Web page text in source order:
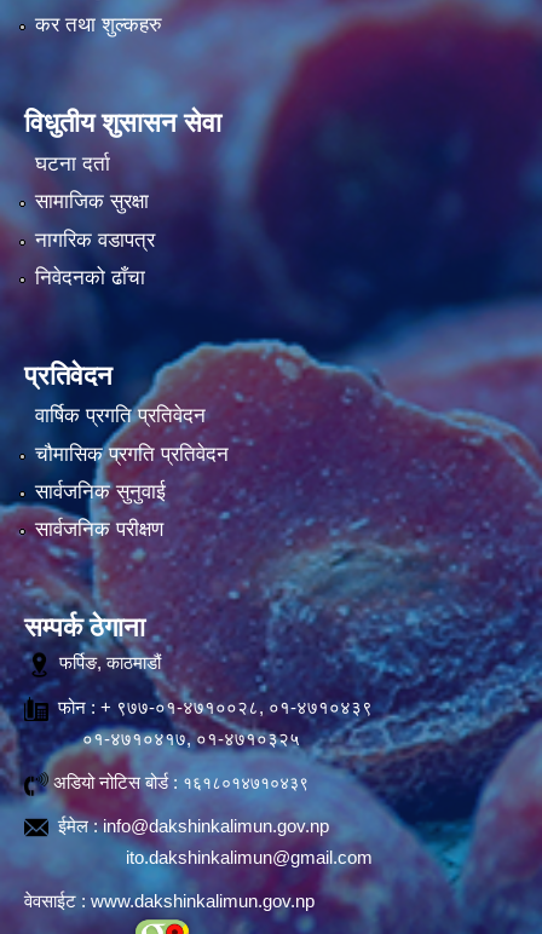
कर तथा शुल्कहरु
विधुतीय शुसासन सेवा
घटना दर्ता
सामाजिक सुरक्षा
नागरिक वडापत्र
निवेदनको ढाँचा
प्रतिवेदन
वार्षिक प्रगति प्रतिवेदन
चौमासिक प्रगति प्रतिवेदन
सार्वजनिक सुनुवाई
सार्वजनिक परीक्षण
सम्पर्क ठेगाना
फर्पिङ, काठमाडौं
फोन : + ९७७-०१-४७१००२८, ०१-४७१०४३९
०१-४७१०४१७, ०१-४७१०३२५
अडियो नोटिस बोर्ड : १६१८०१४७१०४३९
ईमेल :info@dakshinkalimun.gov.np
ito.dakshinkalimun@gmail.com
वेवसाईट : www.dakshinkalimun.gov.np